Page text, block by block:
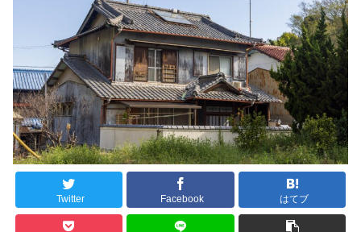
Twitter Facebook はてブ